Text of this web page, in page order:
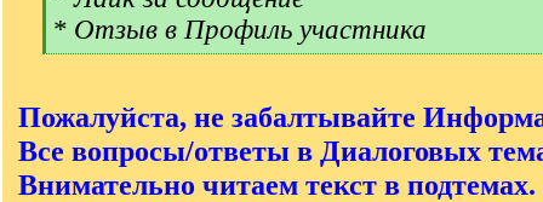
]
* Отзыв в Профиль участника
[
]
Пожалуйста, не забалтывайте
Все вопросы/ответы в Диалоговых
Внимательно читаем текст в